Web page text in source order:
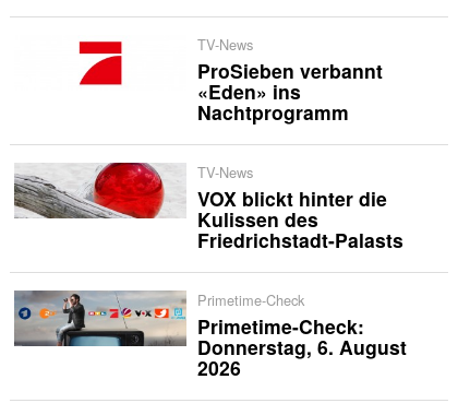
TV-News
ProSieben verbannt
«Eden» ins
Nachtprogramm
TV-News
VOX blickt hinter die
Kulissen des
Friedrichstadt-Palasts
Primetime-Check
Primetime-Check:
Donnerstag, 6. August
2026